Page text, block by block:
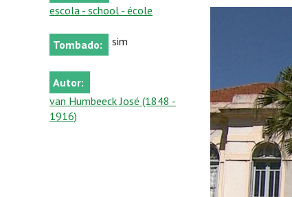
escola - school - école
Tombado: sim
Autor:
van Humbeeck José (1848 -
1916)